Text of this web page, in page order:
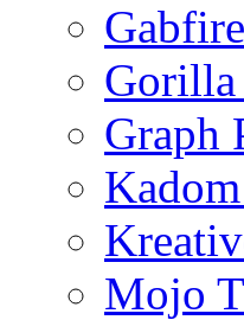
Gorilla
Graph
Mojo